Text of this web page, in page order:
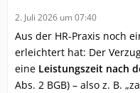
2. Juli 2026 um 07:40
Aus der HR-Praxis noch
erleichtert hat: Der
eine Leistungszeit nach
Abs. 2 BGB) – also z. B.